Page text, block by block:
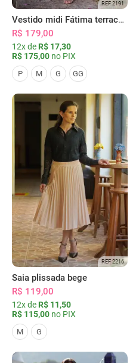
REF 2191
Vestido midi Fátima terracota
R$ 179,00
12x de R$ 17,30
R$ 175,00 no PIX
P M G GG
REF 2216
Saia plissada bege
R$ 119,00
12x de R$ 11,50
R$ 115,00 no PIX
M G